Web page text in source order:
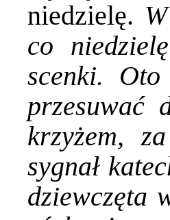
niedzielę.
co
scenki.
przesuwać
krzyżem,
sygnał
dziewczęta